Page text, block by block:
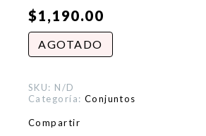
$1,190.00
AGOTADO
SKU: N/D
Categoría: Conjuntos
Compartir